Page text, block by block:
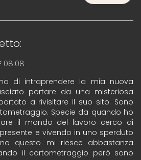
08:08
di intraprendere la mia nuova
portare da una misteriosa
a rivisitare il suo sito. Sono
Specie da quando ho
il mondo del lavoro cerco di
e vivendo in uno sperduto
questo mi riesce abbastanza
il cortometraggio però sono